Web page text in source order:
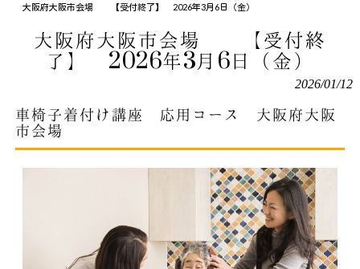
大阪府大阪市会場 【受付終了】 2026年3月6日（金）
大阪府大阪市会場 【受付終
了】 2026年3月6日（金）
2026/01/12
車椅子着付け講座 応用コース 大阪府大阪
市会場